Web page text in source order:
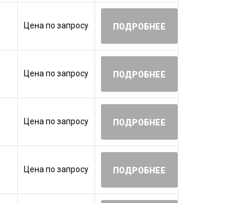
Цена по запросу ПОДРОБНЕЕ
Цена по запросу ПОДРОБНЕЕ
Цена по запросу ПОДРОБНЕЕ
Цена по запросу ПОДРОБНЕЕ